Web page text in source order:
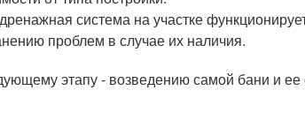
система на участке
проблем в случае их наличия.
этапу - возведению самой бани и ее